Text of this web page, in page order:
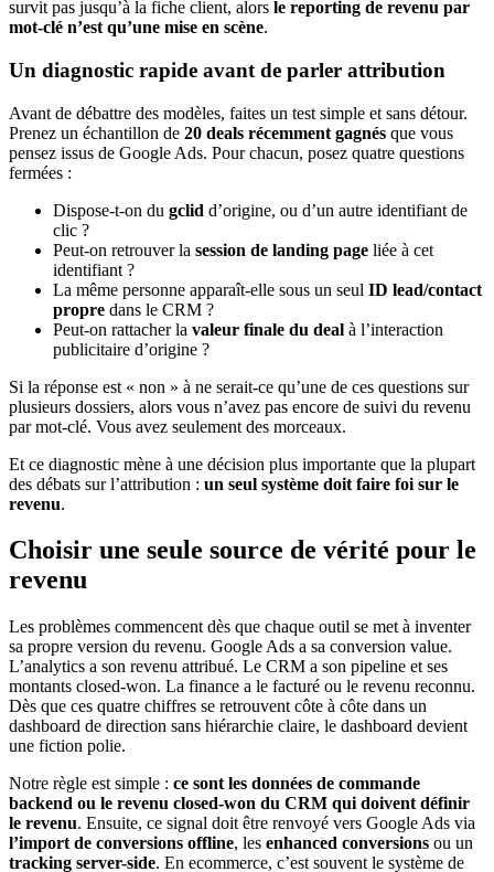
survit pas jusqu’à la fiche client, alors le reporting de revenu par
mot-clé n’est qu’une mise en scène.
Un diagnostic rapide avant de parler attribution
Avant de débattre des modèles, faites un test simple et sans détour.
Prenez un échantillon de 20 deals récemment gagnés que vous
pensez issus de Google Ads. Pour chacun, posez quatre questions
fermées :
Dispose-t-on du gclid d’origine, ou d’un autre identifiant de
clic ?
Peut-on retrouver la session de landing page liée à cet
identifiant ?
La même personne apparaît-elle sous un seul ID lead/contact
propre dans le CRM ?
Peut-on rattacher la valeur finale du deal à l’interaction
publicitaire d’origine ?
Si la réponse est « non » à ne serait-ce qu’une de ces questions sur
plusieurs dossiers, alors vous n’avez pas encore de suivi du revenu
par mot-clé. Vous avez seulement des morceaux.
Et ce diagnostic mène à une décision plus importante que la plupart
des débats sur l’attribution : un seul système doit faire foi sur le
revenu.
Choisir une seule source de vérité pour le
revenu
Les problèmes commencent dès que chaque outil se met à inventer
sa propre version du revenu. Google Ads a sa conversion value.
L’analytics a son revenu attribué. Le CRM a son pipeline et ses
montants closed-won. La finance a le facturé ou le revenu reconnu.
Dès que ces quatre chiffres se retrouvent côte à côte dans un
dashboard de direction sans hiérarchie claire, le dashboard devient
une fiction polie.
Notre règle est simple : ce sont les données de commande
backend ou le revenu closed-won du CRM qui doivent définir
le revenu. Ensuite, ce signal doit être renvoyé vers Google Ads via
l’import de conversions offline, les enhanced conversions ou un
tracking server-side. En ecommerce, c’est souvent le système de